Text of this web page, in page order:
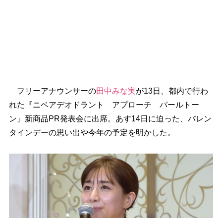
フリーアナウンサーの田中みな実が13日、都内で行わ
れた『ニベアデオドラント アプローチ パールトー
ン』新商品PR発表会に出席。あす14日に迫った、バレン
タインデーの思い出や今年の予定を明かした。